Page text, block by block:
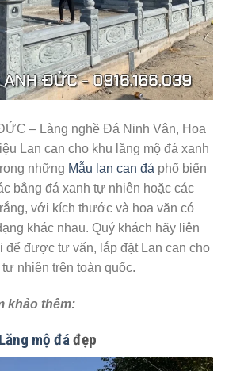
– Làng nghề Đá Ninh Vân, Hoa
Lan can cho khu lăng mộ đá xanh
những Mẫu lan can đá phổ biến
bằng đá xanh tự nhiên hoặc các
với kích thước và hoa văn có
khác nhau. Quý khách hãy liên
để được tư vấn, lắp đặt Lan can cho
nhiên trên toàn quốc.
khảo thêm:
Lăng mộ đáđẹp